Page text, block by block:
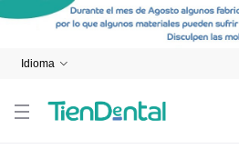
Idioma